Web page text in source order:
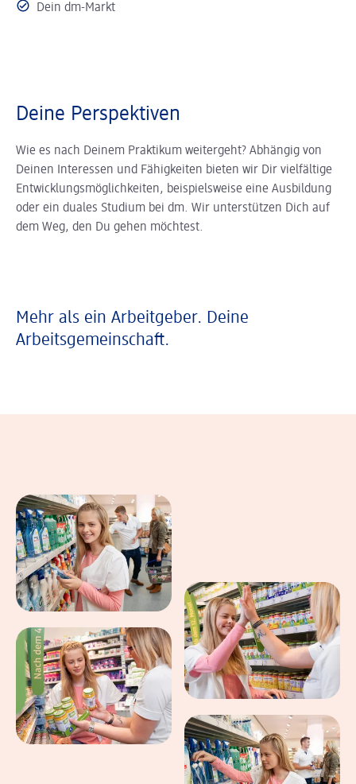
Dein dm-Markt
Deine Perspektiven
Wie es nach Deinem Praktikum weitergeht? Abhängig von
Deinen Interessen und Fähigkeiten bieten wir Dir vielfältige
Entwicklungsmöglichkeiten, beispielsweise eine Ausbildung
oder ein duales Studium bei dm. Wir unterstützen Dich auf
dem Weg, den Du gehen möchtest.
Mehr als ein Arbeitgeber. Deine
Arbeitsgemeinschaft.
Eindrücke aus dem Arbeitsalltag